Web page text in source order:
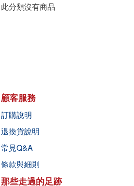
此分類沒有商品
顧客服務
訂購說明
退換貨說明
常見Q&A
條款與細則
那些走過的足跡